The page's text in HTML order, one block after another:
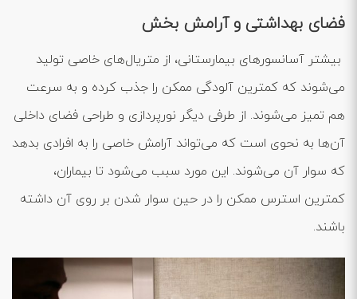
فضای بهداشتی و آرامش بخش
بیشتر آسانسورهای بیمارستانی، از متریال‌های خاصی تولید
می‌شوند که کمترین آلودگی ممکن را جذب کرده و به سرعت
هم تمیز می‌شوند. از طرفی دیگر نورپردازی و طراحی فضای داخلی
آن‌ها به نحوی است که می‌تواند آرامش خاصی را به افرادی بدهد
که سوار آن می‌شوند. این مورد سبب می‌شود تا بیماران،
کمترین استرس ممکن را در حین سوار شدن بر روی آن داشته
باشند.